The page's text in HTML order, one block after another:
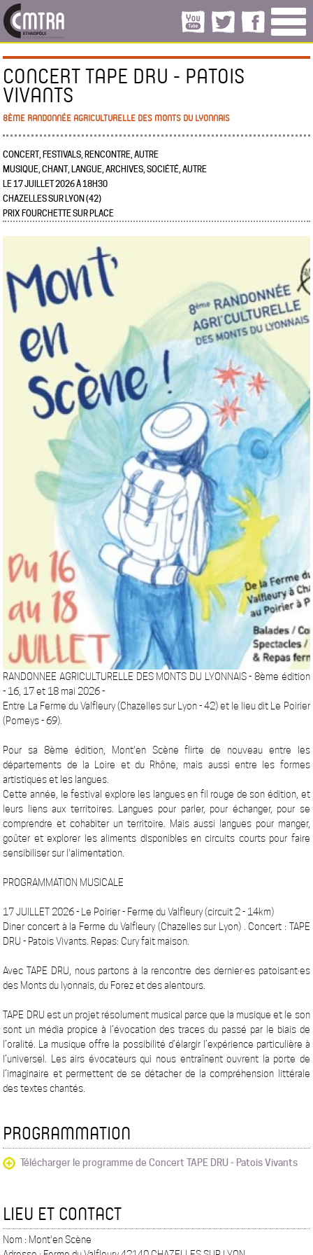
CONCERT TAPE DRU - PATOIS
VIVANTS
8ÈME RANDONNÉE AGRICULTURELLE DES MONTS DU LYONNAIS
CONCERT, FESTIVALS, RENCONTRE, AUTRE
MUSIQUE, CHANT, LANGUE, ARCHIVES, SOCIÉTÉ, AUTRE
LE 17 JUILLET 2026 À 18H30
CHAZELLES SUR LYON (42)
PRIX FOURCHETTE SUR PLACE
RANDONNEE AGRICULTURELLE DES MONTS DU LYONNAIS - 8ème édition
- 16, 17 et 18 mai 2026 -
Entre La Ferme du Valfleury (Chazelles sur Lyon - 42) et le lieu dit Le Poirier
(Pomeys - 69).
Pour sa 8ème édition, Mont'en Scène flirte de nouveau entre les
départements de la Loire et du Rhône, mais aussi entre les formes
artistiques et les langues.
Cette année, le festival explore les langues en fil rouge de son édition, et
leurs liens aux territoires. Langues pour parler, pour échanger, pour se
comprendre et cohabiter un territoire. Mais aussi langues pour manger,
goûter et explorer les aliments disponibles en circuits courts pour faire
sensibiliser sur l'alimentation.
PROGRAMMATION MUSICALE
17 JUILLET 2026 - Le Poirier - Ferme du Valfleury (circuit 2 - 14km)
Diner concert à la Ferme du Valfleury (Chazelles sur Lyon) . Concert : TAPE
DRU - Patois Vivants. Repas: Cury fait maison.
Avec TAPE DRU, nous partons à la rencontre des dernier·es patoisant·es
des Monts du lyonnais, du Forez et des alentours.
TAPE DRU est un projet résolument musical parce que la musique et le son
sont un média propice à l’évocation des traces du passé par le biais de
l’oralité. La musique offre la possibilité d’élargir l’expérience particulière à
l’universel. Les airs évocateurs qui nous entraînent ouvrent la porte de
l’imaginaire et permettent de se détacher de la compréhension littérale
des textes chantés.
PROGRAMMATION
Télécharger le programme de Concert TAPE DRU - Patois Vivants
LIEU ET CONTACT
Nom : Mont'en Scène